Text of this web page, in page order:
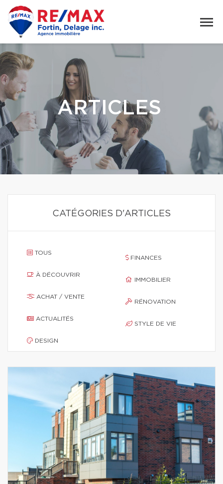
ARTICLES
CATÉGORIES D'ARTICLES
TOUS
À DÉCOUVRIR
ACHAT / VENTE
ACTUALITÉS
DESIGN
FINANCES
IMMOBILIER
RÉNOVATION
STYLE DE VIE